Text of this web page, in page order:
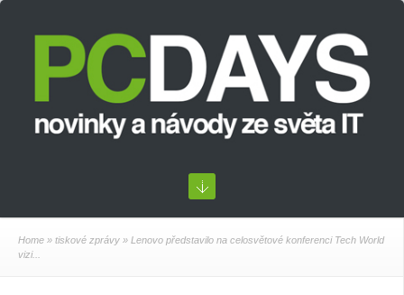
Home » tiskové zprávy » Lenovo představilo na celosvětové konferenci Tech World
vizi...